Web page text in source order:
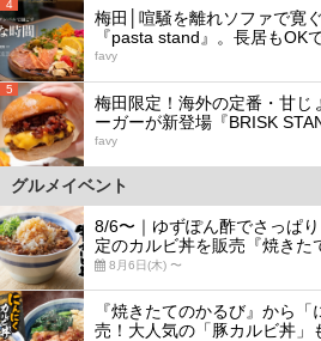
4
梅田│喧騒を離れソファで寛
『pasta stand』。長居もOK
favy
5
梅田限定！海外の定番・甘じ
ーガーが新登場『BRISK
favy
グルメイベント
8/6〜｜ゆずぽん酢でさっぱ
定のカルビ丼を販売『焼きた
8月6日(木) 〜
『焼きたてのかるび』から
売！大人気の「豚カルビ丼」